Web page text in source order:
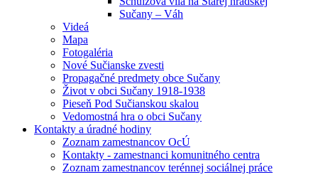
Sučany – Váh
Videá
Mapa
Fotogaléria
Nové Sučianske zvesti
Propagačné predmety obce Sučany
Život v obci Sučany 1918-1938
Pieseň Pod Sučianskou skalou
Vedomostná hra o obci Sučany
Kontakty a úradné hodiny
Zoznam zamestnancov OcÚ
Kontakty - zamestnanci komunitného centra
Zoznam zamestnancov terénnej sociálnej práce